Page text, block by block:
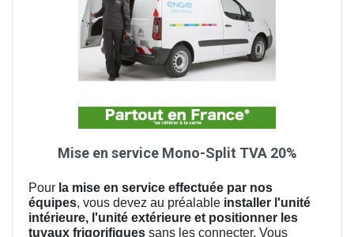
Mise en service Mono-Split TVA 20%
Pour la mise en service effectuée par nos
équipes, vous devez au préalable installer l'unité
intérieure, l'unité extérieure et positionner les
tuyaux frigorifiques sans les connecter. Vous